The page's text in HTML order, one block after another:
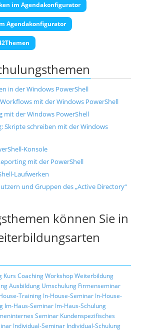
im Agendakonfigurator
Agendakonfigurator
in der Windows PowerShell
mit der Windows PowerShell
mit der Windows PowerShell
Skripte schreiben mit der Windows
Konsole
mit der PowerShell
Laufwerken
und Gruppen des „Active Directory“
können Sie in
Kurs CoachingWorkshopWeiterbildung
Ausbildung Umschulung Firmenseminar
Training In-House-Seminar In-House-
Im-Haus-Seminar Im-Haus-Schulung
Seminar Kundenspezifisches
Individual-Seminar Individual-Schulung